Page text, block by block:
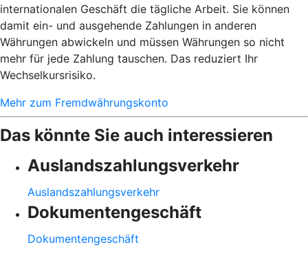
internationalen Geschäft die tägliche Arbeit. Sie können
damit ein- und ausgehende Zahlungen in anderen
Währungen abwickeln und müssen Währungen so nicht
mehr für jede Zahlung tauschen. Das reduziert Ihr
Wechselkursrisiko.
Mehr zum Fremdwährungskonto
Das könnte Sie auch interessieren
Auslandszahlungsverkehr
Auslandszahlungsverkehr
Dokumentengeschäft
Dokumentengeschäft